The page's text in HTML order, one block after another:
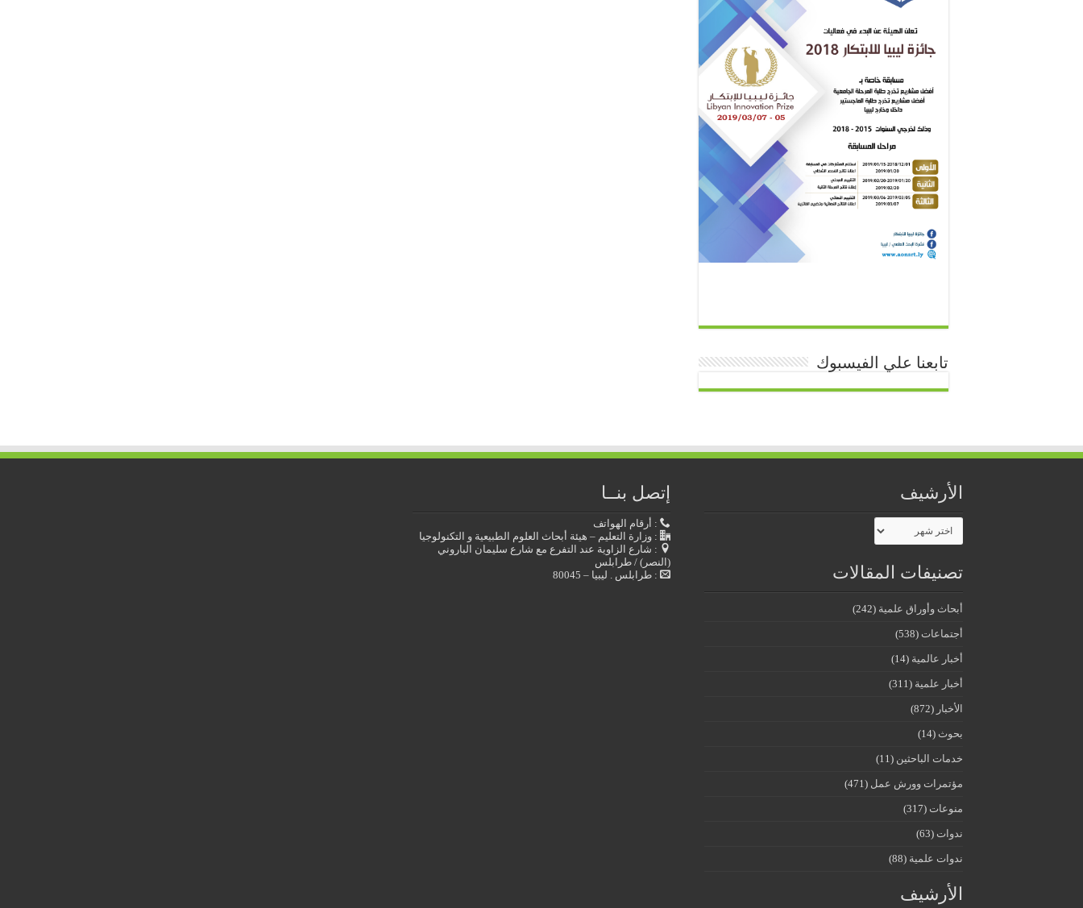
تابعنا علي الفيسبوك
الأرشيف
الأرشيف
تصنيفات المقالات
أبحاث وأوراق علمية (242)
أجتماعات (538)
أخبار عالمية (14)
أخبار علمية (311)
الأخبار (872)
بحوث (14)
خدمات الباحثين (11)
مؤتمرات وورش عمل (471)
منوعات (317)
ندوات (63)
ندوات علمية (88)
الأرشيف
إتصل بنــا
: أرقام الهواتف
: وزارة التعليم – هيئة أبحاث العلوم الطبيعية و التكنولوجيا
: شارع الزاوية عند التفرع مع شارع سليمان الباروني
(النصر) / طرابلس
: طرابلس . ليبيا – 80045